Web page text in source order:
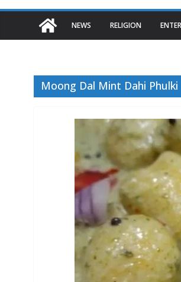
NEWS RELIGION
Moong Dal Mint Dahi Phulki